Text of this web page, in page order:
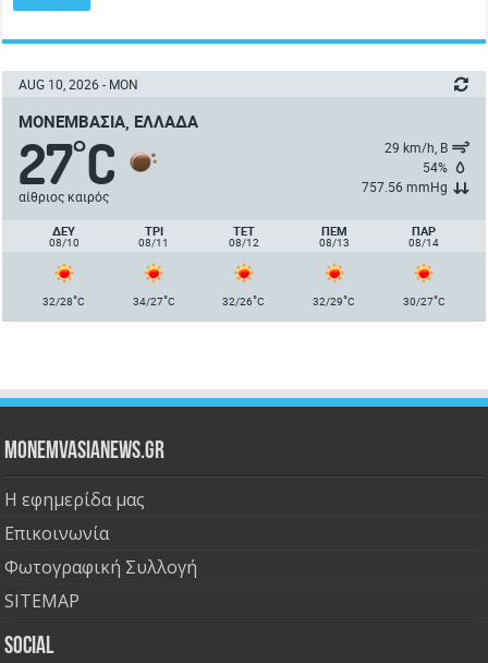
AUG 10, 2026 - MON
ΜΟΝΕΜΒΑΣΙΆ, ΕΛΛΆΔΑ
27°C
αίθριος καιρός
29 km/h, Β
54%
757.56 mmHg
ΔΕΥ
08/10
ΤΡΙ
08/11
ΤΕΤ
08/12
ΠΈΜ
08/13
ΠΑΡ
08/14
32/28°C 34/27°C 32/26°C 32/29°C 30/27°C
Monemvasianews.gr
Η εφημερίδα μας
Επικοινωνία
Φωτογραφική Συλλογή
SITEMAP
Social